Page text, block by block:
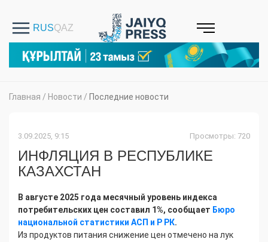
Главная / Новости / Последние новости
3.09.2025, 9:15 Просмотры: 720
ИНФЛЯЦИЯ В РЕСПУБЛИКЕ
КАЗАХСТАН
В августе 2025 года месячный уровень индекса
потребительских цен составил 1%, сообщает Бюро
национальной статистики АСП и Р РК.
Из продуктов питания снижение цен отмечено на лук